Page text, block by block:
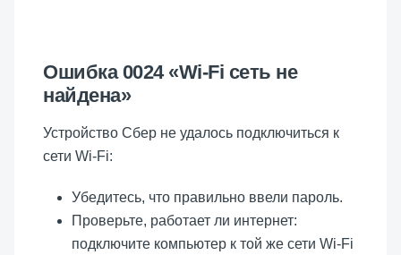
Ошибка 0024 «Wi-Fi сеть не
найдена»
Устройство Сбер не удалось подключиться к
сети Wi-Fi:
Убедитесь, что правильно ввели пароль.
Проверьте, работает ли интернет:
подключите компьютер к той же сети Wi-Fi